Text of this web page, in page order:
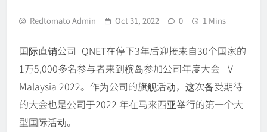
Redtomato Admin Oct 31, 2022 0 1 Mins
国际直销公司–QNET在停下3年后迎接来自30个国家的
1万5,000多名参与者来到槟岛参加公司年度大会– V-
Malaysia 2022。作为公司的旗舰活动，这次备受期待
的大会也是公司于2022 年在马来西亚举行的第一个大
型国际活动。